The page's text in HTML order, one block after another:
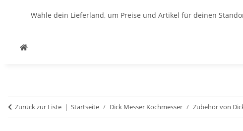
Wähle dein Lieferland, um Preise und Artikel für deinen
Zurück zur Liste Startseite Dick Messer Kochmesser Zubehör von